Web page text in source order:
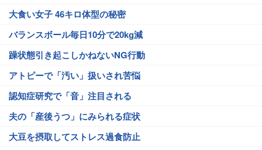
大食い女子 46キロ体型の秘密
バランスボール毎日10分で20kg減
躁状態引き起こしかねないNG行動
アトピーで「汚い」扱いされ苦悩
認知症研究で「音」注目される
夫の「産後うつ」にみられる症状
大豆を摂取してストレス過食防止